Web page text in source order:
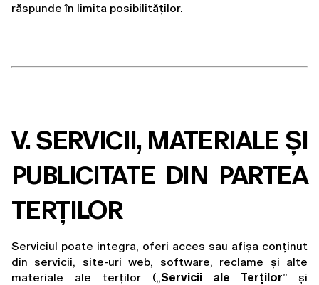
răspunde în limita posibilităților.
V. SERVICII, MATERIALE ȘI
PUBLICITATE DIN PARTEA
TERȚILOR
Serviciul poate integra, oferi acces sau afișa conținut
din servicii, site-uri web, software, reclame și alte
materiale ale terților („Servicii ale Terților” și